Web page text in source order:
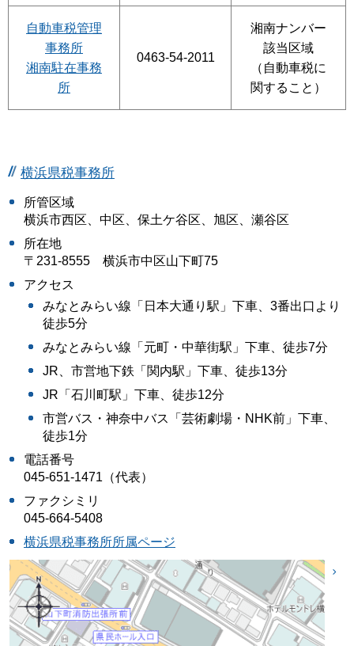
自動車税管理
事務所
湘南駐在事務
所
0463-54-2011
湘南ナンバー
該当区域
（自動車税に
関すること）
横浜県税事務所
所管区域
横浜市西区、中区、保土ケ谷区、旭区、瀬谷区
所在地
〒231-8555 横浜市中区山下町75
アクセス
みなとみらい線「日本大通り駅」下車、3番出口より
徒歩5分
みなとみらい線「元町・中華街駅」下車、徒歩7分
JR、市営地下鉄「関内駅」下車、徒歩13分
JR「石川町駅」下車、徒歩12分
市営バス・神奈中バス「芸術劇場・NHK前」下車、
徒歩1分
電話番号
045-651-1471（代表）
ファクシミリ
045-664-5408
横浜県税事務所所属ページ